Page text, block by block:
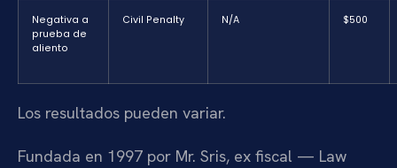
Negativa a
prueba de
aliento
Civil Penalty N/A $500
Los resultados pueden variar.
Fundada en 1997 por Mr. Sris, ex fiscal — Law